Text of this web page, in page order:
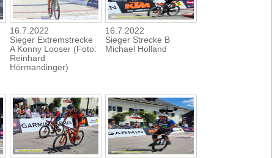
16.7.2022
Sieger Extremstrecke
A Konny Looser (Foto:
Reinhard
Hörmandinger)
16.7.2022
Sieger Strecke B
Michael Holland